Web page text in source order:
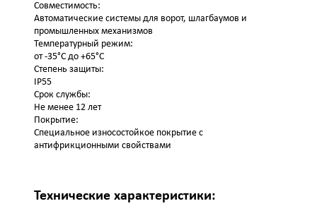
Совместимость:
Автоматические системы для ворот, шлагбаумов и
промышленных механизмов
Температурный режим:
от -35°C до +65°C
Степень защиты:
IP55
Срок службы:
Не менее 12 лет
Покрытие:
Специальное износостойкое покрытие с
антифрикционными свойствами
Технические характеристики: